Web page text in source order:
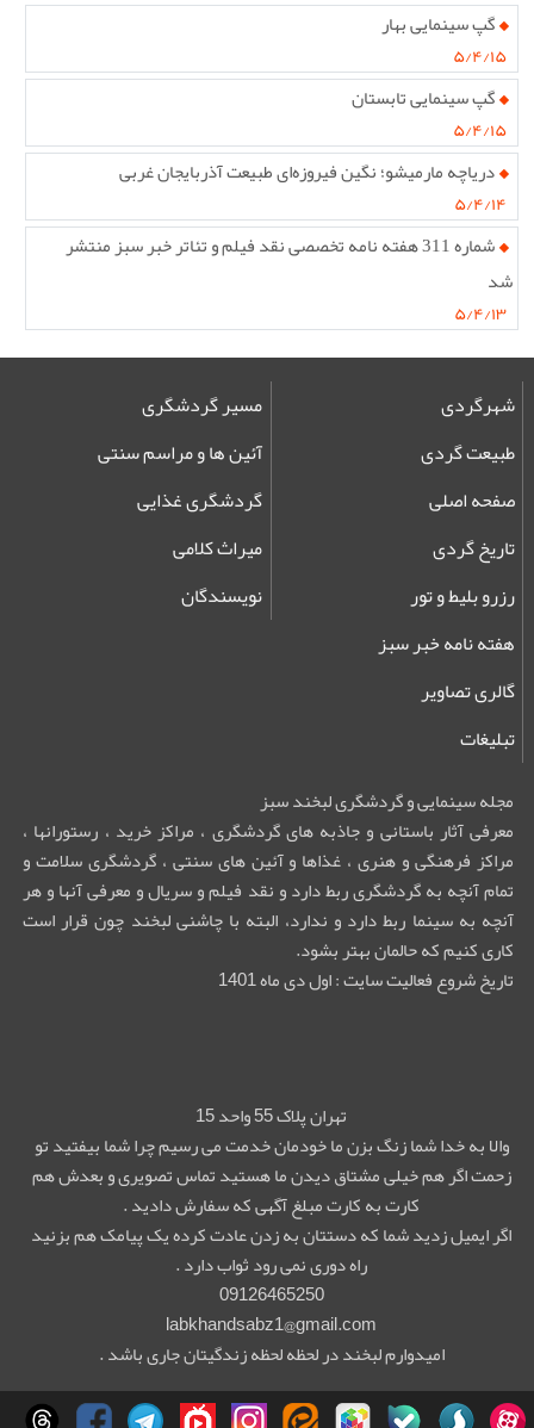
گپ سینمایی بهار
۵/۴/۱۵
گپ سینمایی تابستان
۵/۴/۱۵
دریاچه مارمیشو؛ نگین فیروزه‌ای طبیعت آذربایجان غربی
۵/۴/۱۴
شماره 311 هفته نامه تخصصی نقد فیلم و تئاتر خبر سبز منتشر
شد
۵/۴/۱۳
شهرگردی
طبیعت گردی
صفحه اصلی
تاریخ گردی
مسیر گردشگری
آئین ها و مراسم سنتی
گردشگری غذایی
میراث کلامی
رزرو بلیط و تور
هفته نامه خبر سبز
گالری تصاویر
تبلیغات
نویسندگان
مجله سینمایی و گردشگری لبخند سبز
معرفی آثار باستانی و جاذبه های گردشگری ، مراکز خرید ، رستورانها ،
مراکز فرهنگی و هنری ، غذاها و آئین های سنتی ، گردشگری سلامت و
تمام آنچه به گردشگری ربط دارد و نقد فیلم و سریال و معرفی آنها و هر
آنچه به سینما ربط دارد و ندارد، البته با چاشنی لبخند چون قرار است
کاری کنیم که حالمان بهتر بشود.
تاریخ شروع فعالیت سایت : اول دی ماه 1401
تهران پلاک 55 واحد 15
والا به خدا شما زنگ بزن ما خودمان خدمت می رسیم چرا شما بیفتید تو
زحمت اگر هم خیلی مشتاق دیدن ما هستید تماس تصویری و بعدش هم
کارت به کارت مبلغ آگهی که سفارش دادید .
اگر ایمیل زدید شما که دستتان به زدن عادت کرده یک پیامک هم بزنید
راه دوری نمی رود ثواب دارد .
09126465250
labkhandsabz1@gmail.com
امیدوارم لبخند در لحظه لحظه زندگیتان جاری باشد .